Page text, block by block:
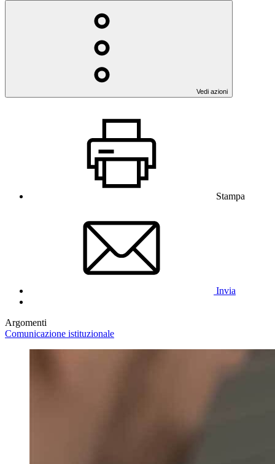
Vedi azioni
Stampa
Invia
Argomenti
Comunicazione istituzionale